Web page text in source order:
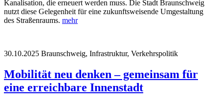
Kanalisation, die erneuert werden muss. Die Stadt Braunschweig
nutzt diese Gelegenheit für eine zukunftsweisende Umgestaltung
des Straßenraums. mehr
30.10.2025 Braunschweig, Infrastruktur, Verkehrspolitik
Mobilität neu denken – gemeinsam für
eine erreichbare Innenstadt